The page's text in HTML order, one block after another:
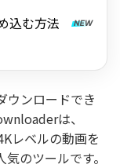
込む方法
ウンロードでき
は、
レベルの動画を
のツールです。